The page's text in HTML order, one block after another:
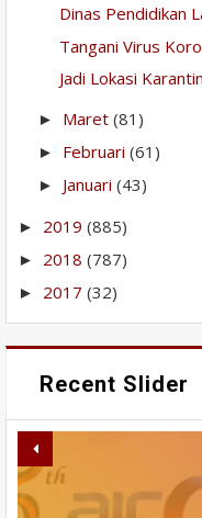
Dinas Pendidikan
Tangani Virus
Jadi Lokasi
► Maret (81)
► Februari (61)
► Januari (43)
► 2019 (885)
► 2018 (787)
► 2017 (32)
Recent Slider